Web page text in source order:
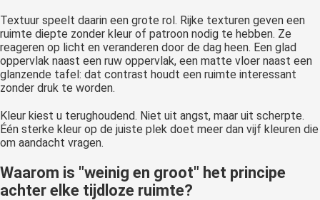
Textuur speelt daarin een grote rol. Rijke texturen geven een
ruimte diepte zonder kleur of patroon nodig te hebben. Ze
reageren op licht en veranderen door de dag heen. Een glad
oppervlak naast een ruw oppervlak, een matte vloer naast een
glanzende tafel: dat contrast houdt een ruimte interessant
zonder druk te worden.
Kleur kiest u terughoudend. Niet uit angst, maar uit scherpte.
Één sterke kleur op de juiste plek doet meer dan vijf kleuren die
om aandacht vragen.
Waarom is "weinig en groot" het principe
achter elke tijdloze ruimte?